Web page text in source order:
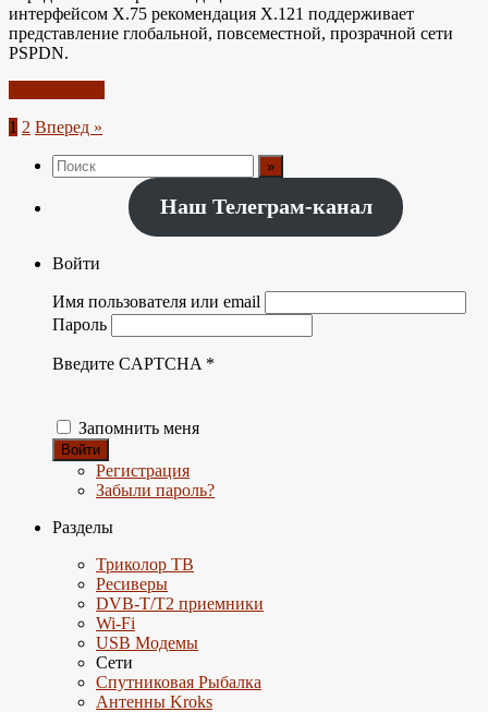
интерфейсом Х.75 рекомендация Х.121 поддерживает
представление глобальной, повсеместной, прозрачной сети
PSPDN.
Пагинация
записей
1 2 Вперед »
Наш Телеграм-канал
Войти
Имя пользователя или email
Пароль
Введите CAPTCHA *
Запомнить меня
Войти
Регистрация
Забыли пароль?
Разделы
Триколор ТВ
Ресиверы
DVB-T/T2 приемники
Wi-Fi
USB Модемы
Сети
Спутниковая Рыбалка
Антенны Kroks